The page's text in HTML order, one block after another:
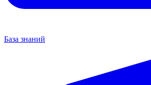
База знаний